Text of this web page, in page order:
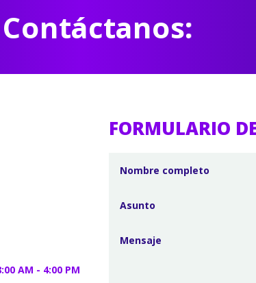
Contáctanos:
AM - 4:00 PM
FORMULARIO